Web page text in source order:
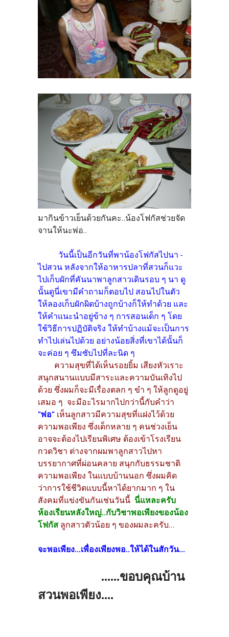
มากินข้าวเย็นด้วยกันคะ..น้องโฟกัสช่วยจัด
จานให้นะพ่อ..
วันนี้เป็นอีกวันที่พาน้องโฟกัสไปนา -
ไปสวน หลังจากให้อาหารปลาที่สวนก็แวะ
ไปเก็บผักที่คันนาพาลูกสาวเดินรอบ ๆ นา ดู
นั้นดูนี่เขามีคำถามก็ตอบไป สอนไปในตัว
ให้ลองเก็บผักผิดบ้างถูกบ้างก็ให้ทำด้วย และ
ให้คำแนะนำอยู่ข้าง ๆ การสอนเด็ก ๆ โดย
ใช้วิธีการปฏิบัติจริง ให้ทำบ้างแม้จะเป็นการ
ทำไปเล่นไปด้วย อย่างน้อยสิ่งที่เขาได้นั้นก็
จะค่อย ๆ ซึมซับไปที่ละนิด ๆ
ความสุขที่ได้เห็นรอยยิ้ม เสียงหัวเราะ
สนุกสนานแบบมีสาระและความบันเทิงไป
ด้วย ซึ่งผมก็จะมีเรื่องตลก ๆ ขำ ๆ ให้ลูกดูอยู่
เสมอ ๆ จะมีอะไรมากไปกว่านี้กับคำว่า
"พ่อ" เห็นลูกสาวมีความสุขที่แฝงไว้ด้วย
ความพอเพียง ซึ่งเด็กหลาย ๆ คนช่วงเย็น
อาจจะต้องไปเรียนพิเศษ ต้องเข้าโรงเรียน
กวดวิชา ต่างจากผมพาลูกสาวไปหา
บรรยากาศที่ผ่อนคลาย สนุกกับธรรมชาติ
ความพอเพียง ในแบบบ้านนอก ซึ่งผมคิด
ว่าการใช้ชีวิตแบบนี้หาได้ยากมาก ๆ ใน
สังคมที่แข่งขันกันเช่นวันนี้ นี่แหละครับ
ห้องเรียนหลังใหญ่..กับวิชาพอเพียงของน้อง
โฟกัส ลูกสาวตัวน้อย ๆ ของผมละครับ...
จะพอเพียง...เพื่องเพียงพอ..ให้ได้ในสักวัน...
......ขอบคุณบ้าน
สวนพอเพียง....